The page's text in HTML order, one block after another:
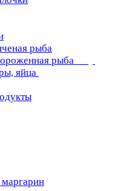
рыба
рыба
яйца